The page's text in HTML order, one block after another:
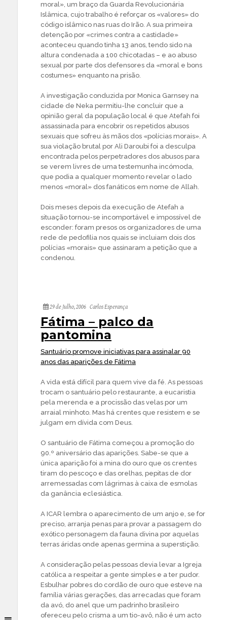
moral», um braço da Guarda Revolucionária
Islâmica, cujo trabalho é reforçar os «valores» do
código islâmico nas ruas do Irão. A sua primeira
detenção por «crimes contra a castidade»
aconteceu quando tinha 13 anos, tendo sido na
altura condenada a 100 chicotadas – e ao abuso
sexual por parte dos defensores da «moral e bons
costumes» enquanto na prisão.
A investigação conduzida por Monica Garnsey na
cidade de Neka permitiu-lhe concluir que a
opinião geral da população local é que Atefah foi
assassinada para encobrir os repetidos abusos
sexuais que sofreu às mãos dos «polícias morais». A
sua violação brutal por Ali Daroubi foi a desculpa
encontrada pelos perpetradores dos abusos para
se verem livres de uma testemunha incómoda,
que podia a qualquer momento revelar o lado
menos «moral» dos fanáticos em nome de Allah.
Dois meses depois da execução de Atefah a
situação tornou-se incomportável e impossível de
esconder: foram presos os organizadores de uma
rede de pedofilia nos quais se incluiam dois dos
polícias «morais» que assinaram a petição que a
condenou.
29 de Julho, 2006 Carlos Esperança
Fátima – palco da
pantomina
Santuário promove iniciativas para assinalar 90
anos das aparições de Fátima
A vida está difícil para quem vive da fé. As pessoas
trocam o santuário pelo restaurante, a eucaristia
pela merenda e a procissão das velas por um
arraial minhoto. Mas há crentes que resistem e se
julgam em dívida com Deus.
O santuário de Fátima começou a promoção do
90.º aniversário das aparições. Sabe-se que a
única aparição foi a mina do ouro que os crentes
tiram do pescoço e das orelhas, pepitas de dor
arremessadas com lágrimas à caixa de esmolas
da ganância eclesiástica.
A ICAR lembra o aparecimento de um anjo e, se for
preciso, arranja penas para provar a passagem do
exótico personagem da fauna divina por aquelas
terras áridas onde apenas germina a superstição.
A consideração pelas pessoas devia levar a Igreja
católica a respeitar a gente simples e a ter pudor.
Esbulhar pobres do cordão de ouro que esteve na
família várias gerações, das arrecadas que foram
da avó, do anel que um padrinho brasileiro
ofereceu pelo crisma a um tio-avô, não é um acto